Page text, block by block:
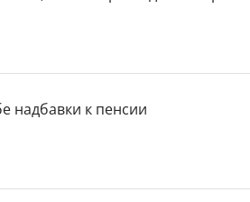
надбавки к пенсии